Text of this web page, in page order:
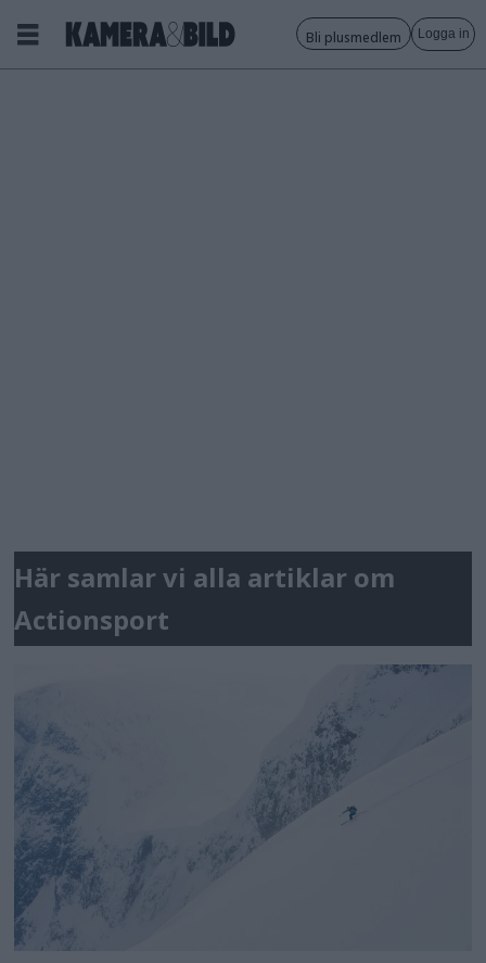
Bli plusmedlem Logga in
Här samlar vi alla artiklar om
Actionsport